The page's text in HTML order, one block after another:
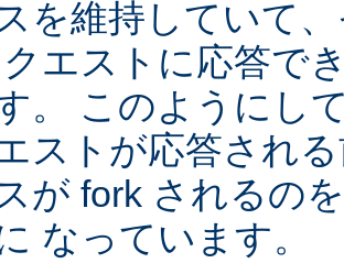
を維持していて
エストに応答で
。 このようにし
ストが応答され
が fork されるの
なっています。